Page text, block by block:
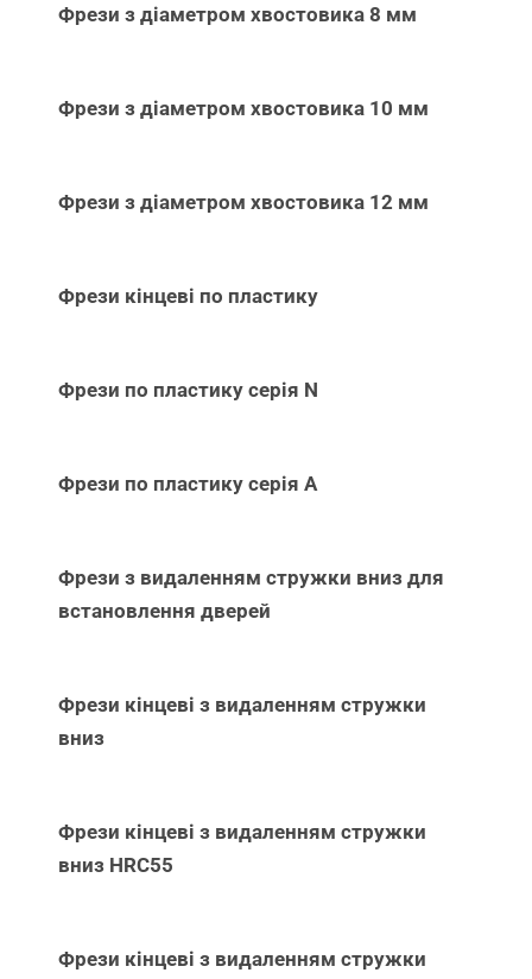
Фрези з діаметром хвостовика 8 мм
Фрези з діаметром хвостовика 10 мм
Фрези з діаметром хвостовика 12 мм
Фрези кінцеві по пластику
Фрези по пластику серія N
Фрези по пластику серія А
Фрези з видаленням стружки вниз для
встановлення дверей
Фрези кінцеві з видаленням стружки
вниз
Фрези кінцеві з видаленням стружки
вниз НRC55
Фрези кінцеві з видаленням стружки